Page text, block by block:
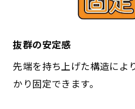
抜群の安定感
先端を持ち上げた構造によ
かり固定できます。